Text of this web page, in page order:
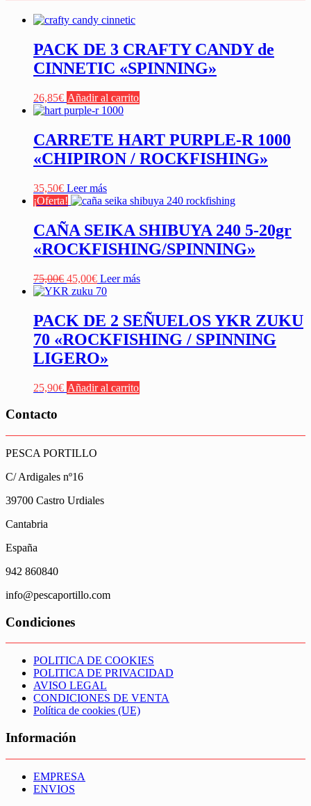
PACK DE 3 CRAFTY CANDY de
CINNETIC «SPINNING»
26,85€ Añadir al carrito
CARRETE HART PURPLE-R 1000
«CHIPIRON / ROCKFISHING»
35,50€ Leer más
¡Oferta!
CAÑA SEIKA SHIBUYA 240 5-20gr
«ROCKFISHING/SPINNING»
75,00€ El
precio
era:
75,00€.
45,00€El
precio
es:
45,00€.
Leer más
PACK DE 2 SEÑUELOS YKR ZUKU
70 «ROCKFISHING / SPINNING
LIGERO»
25,90€ Añadir al carrito
Contacto
PESCA PORTILLO
C/ Ardigales nº16
39700 Castro Urdiales
Cantabria
España
942 860840
info@pescaportillo.com
Condiciones
POLITICA DE COOKIES
POLITICA DE PRIVACIDAD
AVISO LEGAL
CONDICIONES DE VENTA
Política de cookies (UE)
Información
EMPRESA
ENVIOS